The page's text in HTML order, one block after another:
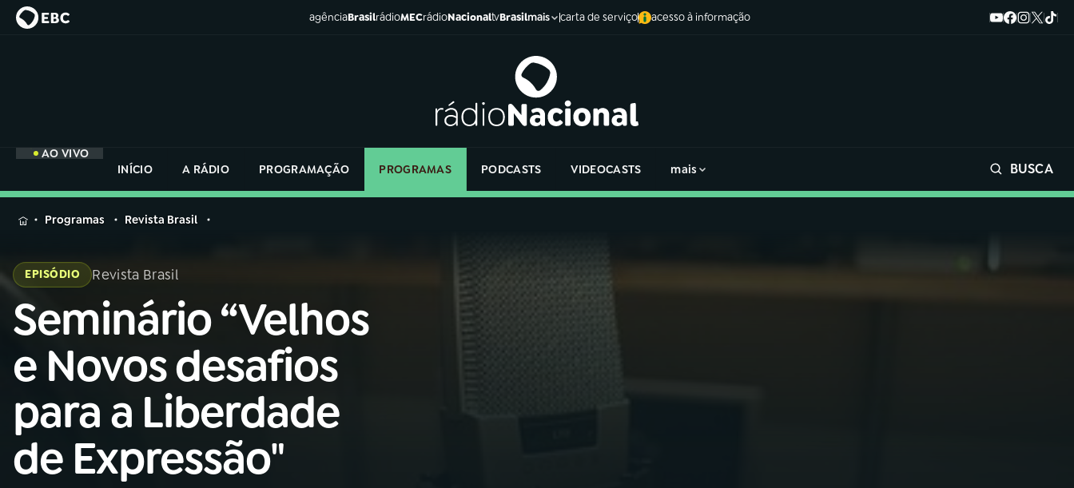
agênciaBrasilrádioMECrádioNacionaltvBrasilmais carta de serviço acesso à informação
AO VIVO
INÍCIO
A RÁDIO PROGRAMAÇÃO PROGRAMAS PODCASTS VIDEOCASTS mais BUSCA
MENU
Buscar
na
Rádio
Nacional
AO VIVO
01 INÍCIO
02A RÁDIO
na
Rádio
Programas Revista Brasil
EPISÓDIO Revista Brasil
Seminário “Velhos
e Novos desafios
para a Liberdade
de Expressão"